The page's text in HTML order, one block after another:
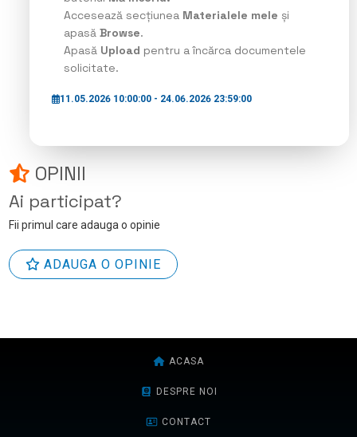
Accesează secțiunea Materialele mele și
apasă Browse.
Apasă Upload pentru a încărca documentele
solicitate.
11.05.2026 10:00:00 - 24.06.2026 23:59:00
OPINII
Ai participat?
Fii primul care adauga o opinie
ADAUGA O OPINIE
ACASA
DESPRE NOI
CONTACT